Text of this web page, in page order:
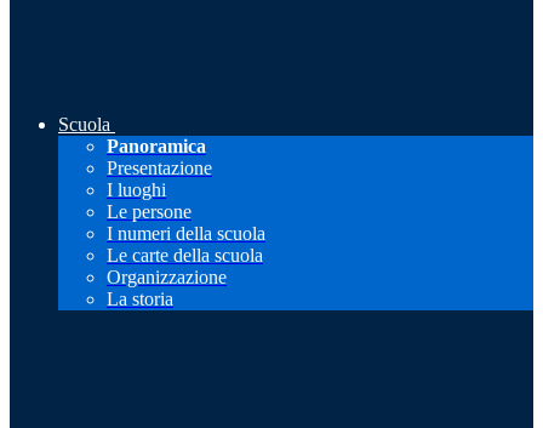
Scuola
Panoramica
Presentazione
I luoghi
Le persone
I numeri della scuola
Le carte della scuola
Organizzazione
La storia